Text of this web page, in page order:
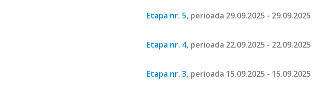
Etapa nr. 5, perioada 29.09.2025 - 29.09.2025
Etapa nr. 4, perioada 22.09.2025 - 22.09.2025
Etapa nr. 3, perioada 15.09.2025 - 15.09.2025